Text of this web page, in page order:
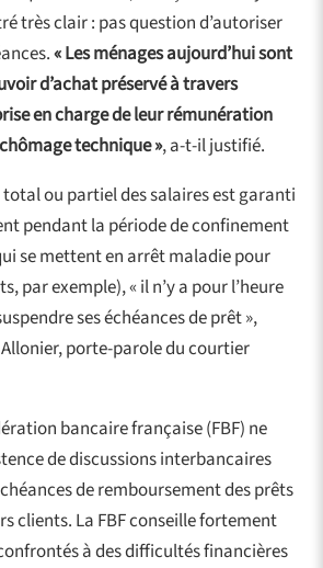
très clair : pas question d’autoriser
« Les ménages aujourd’hui sont
d’achat préservé à travers
en charge de leur rémunération
technique », a-t-il justifié.
ou partiel des salaires est garanti
pendant la période de confinement
se mettent en arrêt maladie pour
par exemple), « il n’y a pour l’heure
ses échéances de prêt »,
porte-parole du courtier
bancaire française (FBF) ne
de discussions interbancaires
de remboursement des prêts
clients. La FBF conseille fortement
à des difficultés financières